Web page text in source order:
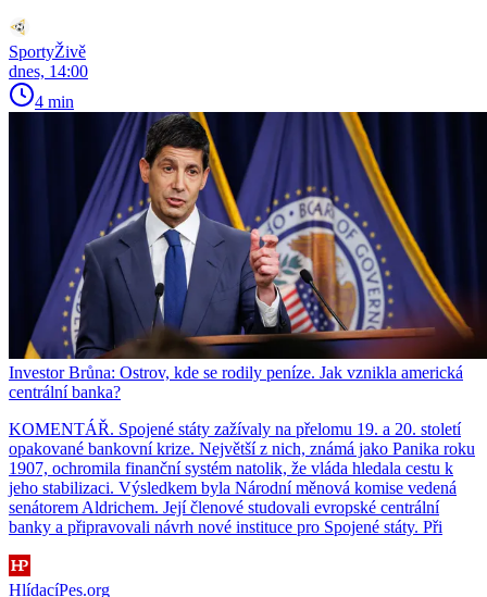
SportyŽivě
dnes, 14:00
4 min
Investor Brůna: Ostrov, kde se rodily peníze. Jak vznikla americká
centrální banka?
KOMENTÁŘ. Spojené státy zažívaly na přelomu 19. a 20. století
opakované bankovní krize. Největší z nich, známá jako Panika roku
1907, ochromila finanční systém natolik, že vláda hledala cestu k
jeho stabilizaci. Výsledkem byla Národní měnová komise vedená
senátorem Aldrichem. Její členové studovali evropské centrální
banky a připravovali návrh nové instituce pro Spojené státy. Při
HlídacíPes.org